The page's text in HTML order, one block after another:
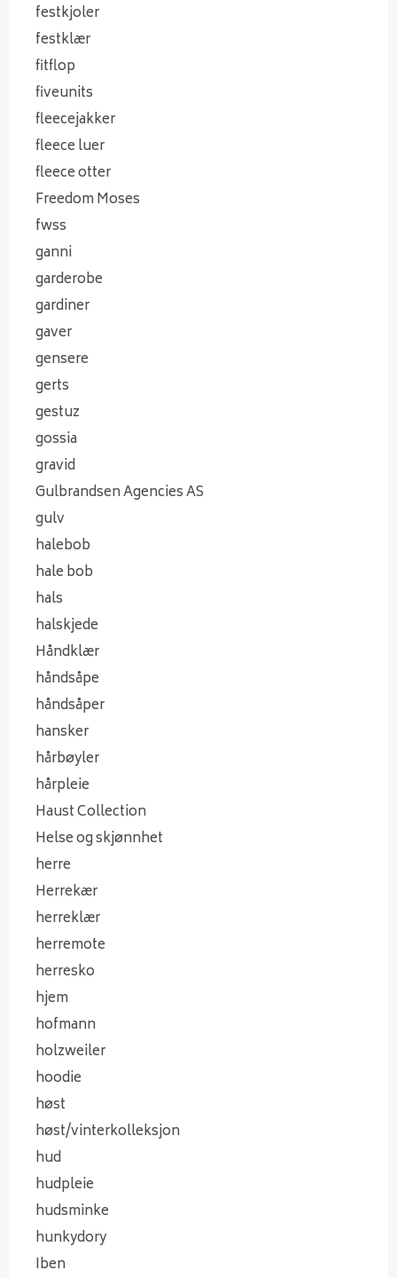
festkjoler
festklær
fitflop
fiveunits
fleecejakker
fleece luer
fleece otter
Freedom Moses
fwss
ganni
garderobe
gardiner
gaver
gensere
gerts
gestuz
gossia
gravid
Gulbrandsen Agencies AS
gulv
halebob
hale bob
hals
halskjede
Håndklær
håndsåpe
håndsåper
hansker
hårbøyler
hårpleie
Haust Collection
Helse og skjønnhet
herre
Herrekær
herreklær
herremote
herresko
hjem
hofmann
holzweiler
hoodie
høst
høst/vinterkolleksjon
hud
hudpleie
hudsminke
hunkydory
Iben